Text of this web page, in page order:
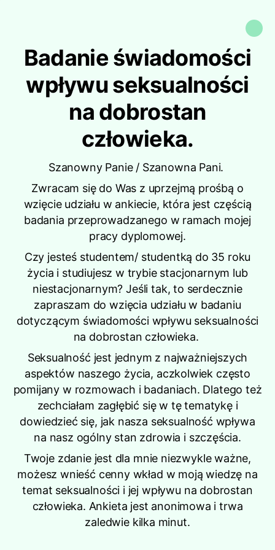
Badanie świadomości
wpływu seksualności
na dobrostan
człowieka.
Szanowny Panie / Szanowna Pani.
Zwracam się do Was z uprzejmą prośbą o
wzięcie udziału w ankiecie, która jest częścią
badania przeprowadzanego w ramach mojej
pracy dyplomowej.
Czy jesteś studentem/ studentką do 35 roku
życia i studiujesz w trybie stacjonarnym lub
niestacjonarnym? Jeśli tak, to serdecznie
zapraszam do wzięcia udziału w badaniu
dotyczącym świadomości wpływu seksualności
na dobrostan człowieka.
Seksualność jest jednym z najważniejszych
aspektów naszego życia, aczkolwiek często
pomijany w rozmowach i badaniach. Dlatego też
zechciałam zagłębić się w tę tematykę i
dowiedzieć się, jak nasza seksualność wpływa
na nasz ogólny stan zdrowia i szczęścia.
Twoje zdanie jest dla mnie niezwykle ważne,
możesz wnieść cenny wkład w moją wiedzę na
temat seksualności i jej wpływu na dobrostan
człowieka. Ankieta jest anonimowa i trwa
zaledwie kilka minut.